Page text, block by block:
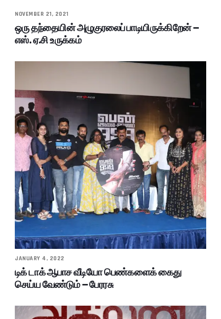
NOVEMBER 21, 2021
ஒரு தந்தையின் அழுகுரலைப் பாடியிருக்கிறேன் –
எஸ். ஏ.சி உருக்கம்
JANUARY 4, 2022
டிக் டாக் ஆபாச வீடியோ பெண்களைக் கைது
செய்ய வேண்டும் – பேரரசு